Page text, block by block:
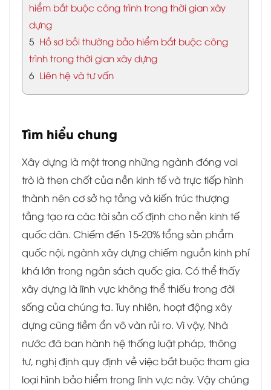
hiểm bắt buộc công trình trong thời gian xây
dựng
5 Hồ sơ bồi thường bảo hiểm bắt buộc công
trình trong thời gian xây dựng
6 Liên hệ và tư vấn
Tìm hiểu chung
Xây dựng là một trong những ngành đóng vai
trò là then chốt của nền kinh tế và trực tiếp hình
thành nên cơ sở hạ tầng và kiến trúc thượng
tầng tạo ra các tài sản cố định cho nền kinh tế
quốc dân. Chiếm đến 15-20% tổng sản phẩm
quốc nội, ngành xây dựng chiếm nguồn kinh phí
khá lớn trong ngân sách quốc gia. Có thể thấy
xây dựng là lĩnh vực không thể thiếu trong đời
sống của chúng ta. Tuy nhiên, hoạt động xây
dựng cũng tiềm ẩn vô vàn rủi ro. Vì vậy, Nhà
nước đã ban hành hệ thống luật pháp, thông
tư, nghị định quy định về việc bắt buộc tham gia
loại hình bảo hiểm trong lĩnh vực này. Vậy chúng